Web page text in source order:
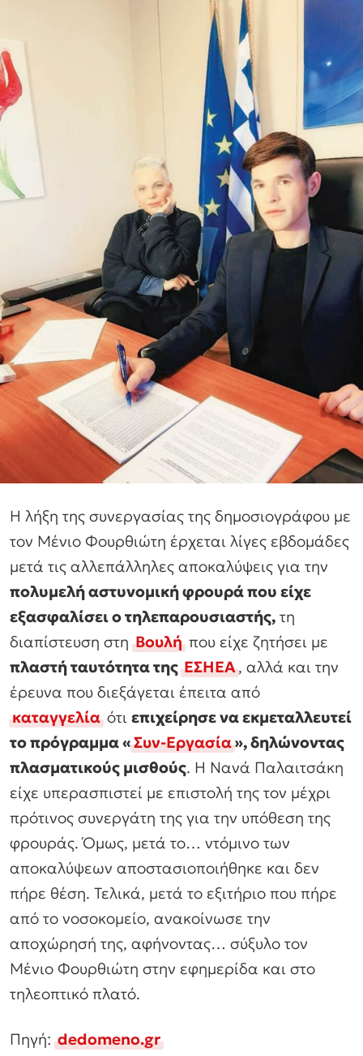
Η λήξη της συνεργασίας της δημοσιογράφου με
τον Μένιο Φουρθιώτη έρχεται λίγες εβδομάδες
μετά τις αλλεπάλληλες αποκαλύψεις για την
πολυμελή αστυνομική φρουρά που είχε
εξασφαλίσει ο τηλεπαρουσιαστής, τη
διαπίστευση στηΒουλήπου είχε ζητήσει με
πλαστή ταυτότητα τηςΕΣΗΕΑ, αλλά και την
έρευνα που διεξάγεται έπειτα από
καταγγελίαότι επιχείρησε να εκμεταλλευτεί
το πρόγραμμα «Συν-Εργασία», δηλώνοντας
πλασματικούς μισθούς. Η Νανά Παλαιτσάκη
είχε υπερασπιστεί με επιστολή της τον μέχρι
πρότινος συνεργάτη της για την υπόθεση της
φρουράς. Όμως, μετά το… ντόμινο των
αποκαλύψεων αποστασιοποιήθηκε και δεν
πήρε θέση. Τελικά, μετά το εξιτήριο που πήρε
από το νοσοκομείο, ανακοίνωσε την
αποχώρησή της, αφήνοντας… σύξυλο τον
Μένιο Φουρθιώτη στην εφημερίδα και στο
τηλεοπτικό πλατό.
Πηγή:dedomeno.gr